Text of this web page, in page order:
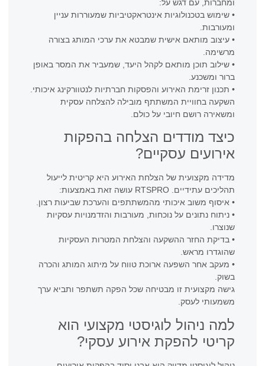
ומחברות, עם דגש על:
• שימוש בטכנולוגיות אינטראקטיביות שמעוררות עניין
ומעורבות.
• עיצוב מותאם אישית שמבטא את ערכי המותג בצורה
מרשימה.
• שילוב תוכן מותאם לקהל היעד, שמעביר את המסר באופן
ברור ומשכנע.
• תכנון זרימת האירוע והפסקות חברתיות לנטוורקינג איכותי.
השקעה בחוויית המשתתף מובילה להצלחה עסקית
ומשאירה רושם חיובי על כולם.
כיצד מודדים הצלחה בהפקות
אירועים עסקיים?
מדידה מקצועית של הצלחת האירוע היא קריטית לייעול
תהליכים עתידיים. RTSPRO עושה זאת באמצעות:
• איסוף משוב איכותי מהמשתתפים והערכת שביעות רצון.
• ניתוח נתונים על נוכחות, מעורבות והזדמנויות עסקיות
שנוצרו.
• בדיקת החזר ההשקעה והצלחת המטרות העסקיות
שהוגדרו מראש.
• מעקב אחר השפעה ארוכת טווח על מיתוג המותג והכרה
בשוק.
גישה מקצועית זו מבטיחה שכל הפקה תשתפר ותביא ערך
משמעותי לעסק.
למה ניהול לוגיסטי מקצועי הוא
קריטי להפקת אירוע עסקי?